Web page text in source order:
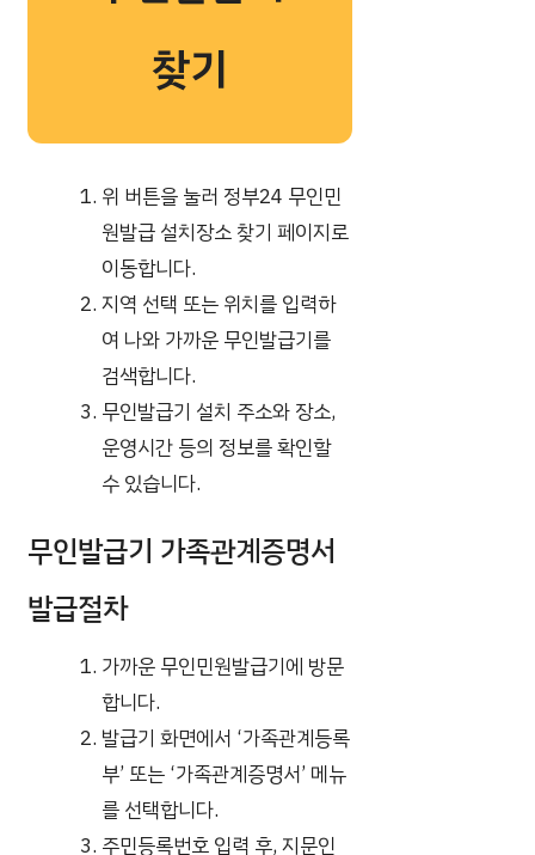
찾기
위 버튼을 눌러 정부24 무인민
원발급 설치장소 찾기 페이지로
이동합니다.
지역 선택 또는 위치를 입력하
여 나와 가까운 무인발급기를
검색합니다.
무인발급기 설치 주소와 장소,
운영시간 등의 정보를 확인할
수 있습니다.
무인발급기 가족관계증명서
발급절차
가까운 무인민원발급기에 방문
합니다.
발급기 화면에서 ‘가족관계등록
부’ 또는 ‘가족관계증명서’ 메뉴
를 선택합니다.
주민등록번호 입력 후, 지문인